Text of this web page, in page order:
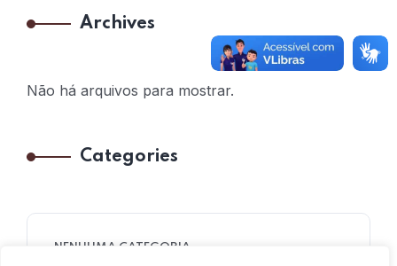
Archives
Não há arquivos para mostrar.
Categories
NENHUMA CATEGORIA